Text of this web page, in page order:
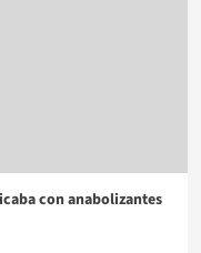
con anabolizantes